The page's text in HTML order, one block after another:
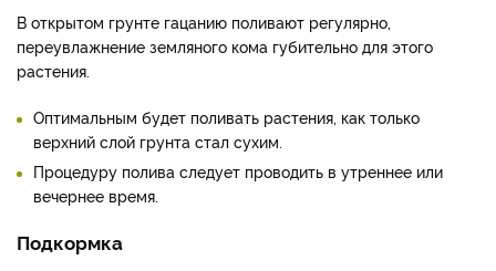
В открытом грунте гацанию поливают регулярно,
переувлажнение земляного кома губительно для этого
растения.
Оптимальным будет поливать растения, как только
верхний слой грунта стал сухим.
Процедуру полива следует проводить в утреннее или
вечернее время.
Подкормка